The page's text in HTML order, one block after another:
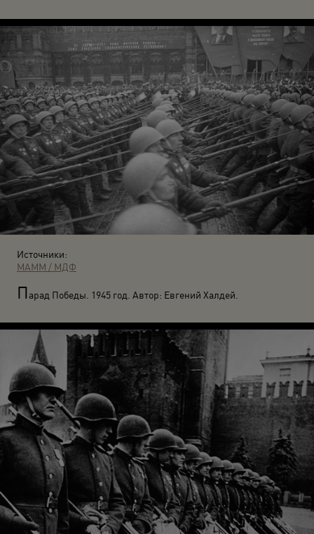
Источники:
МАММ / МДФ
Парад Победы. 1945 год. Автор: Евгений Халдей.